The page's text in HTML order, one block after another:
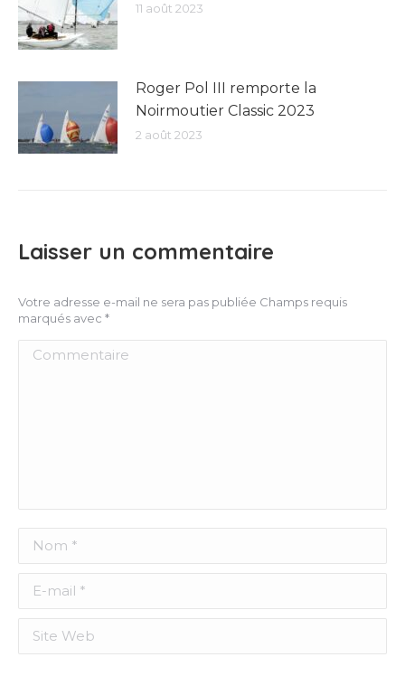
11 août 2023
Roger Pol III remporte la
Noirmoutier Classic 2023
2 août 2023
Laisser un commentaire
Votre adresse e-mail ne sera pas publiée Champs requis
marqués avec *
Commentaire
Nom *
E-mail *
Site Web